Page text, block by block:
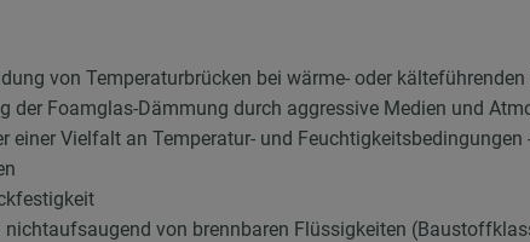
von Temperaturbrücken bei wärme- oder
der Foamglas-Dämmung durch aggressive Medien und
einer Vielfalt an Temperatur- und
von brennbaren Flüssigkeiten